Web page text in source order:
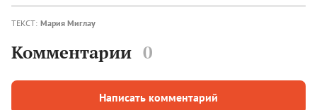
ТЕКСТ: Мария Миглау
Комментарии 0
Написать комментарий